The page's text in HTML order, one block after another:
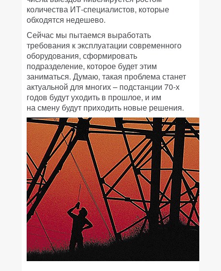
количества ИТ-специалистов, которые
обходятся недешево.
Сейчас мы пытаемся выработать
требования к эксплуатации современного
оборудования, сформировать
подразделение, которое будет этим
заниматься. Думаю, такая проблема станет
актуальной для многих – подстанции 70-х
годов будут уходить в прошлое, и им
на смену будут приходить новые решения.